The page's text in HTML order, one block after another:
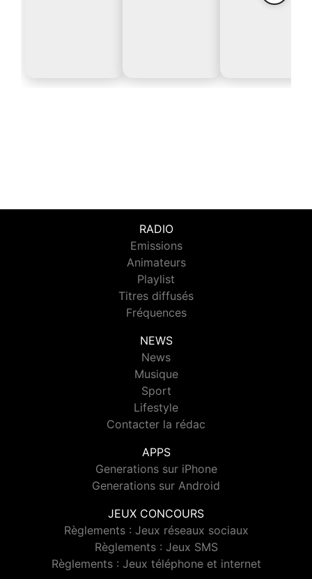
RADIO
Emissions
Animateurs
Playlist
Titres diffusés
Fréquences
NEWS
News
Musique
Sport
Lifestyle
Contacter la rédac
APPS
Generations sur iPhone
Generations sur Android
JEUX CONCOURS
Règlements : Jeux réseaux sociaux
Règlements : Jeux SMS
Règlements : Jeux téléphone et internet